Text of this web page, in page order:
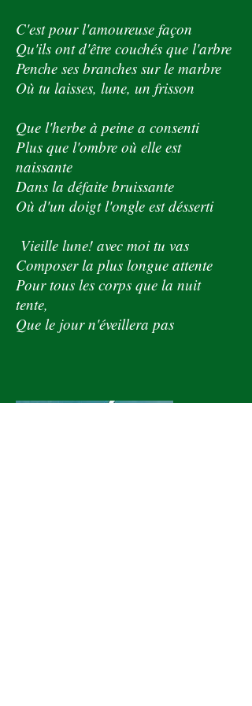
C'est pour l'amoureuse façon
Qu'ils ont d'être couchés que l'arbre
Penche ses branches sur le marbre
Où tu laisses, lune, un frisson
Que l'herbe à peine a consenti
Plus que l'ombre où elle est
naissante
Dans la défaite bruissante
Où d'un doigt l'ongle est désserti
Vieille lune! avec moi tu vas
Composer la plus longue attente
Pour tous les corps que la nuit
tente,
Que le jour n'éveillera pas